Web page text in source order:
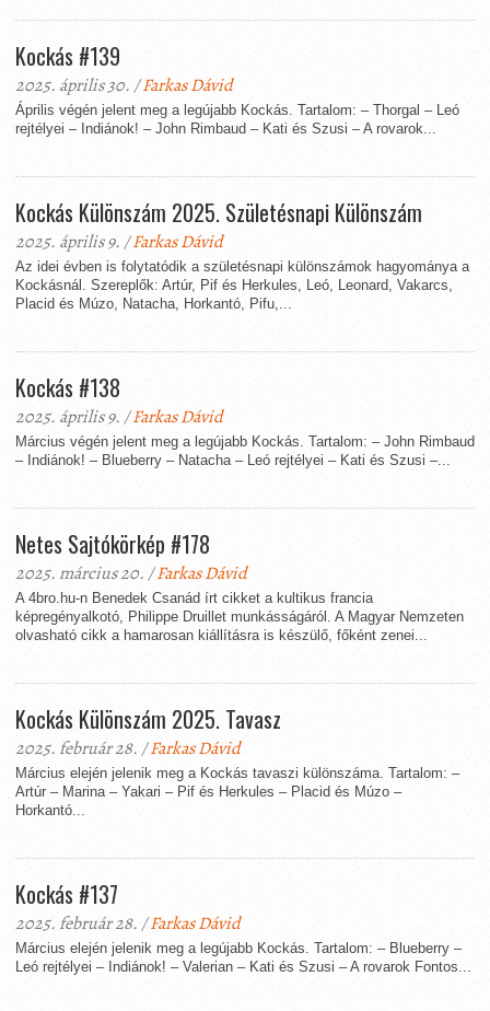
Kockás #139
2025. április 30. /Farkas Dávid
Április végén jelent meg a legújabb Kockás. Tartalom: – Thorgal – Leó
rejtélyei – Indiánok! – John Rimbaud – Kati és Szusi – A rovarok...
Kockás Különszám 2025. Születésnapi Különszám
2025. április 9. /Farkas Dávid
Az idei évben is folytatódik a születésnapi különszámok hagyománya a
Kockásnál. Szereplők: Artúr, Pif és Herkules, Leó, Leonard, Vakarcs,
Placid és Múzo, Natacha, Horkantó, Pifu,...
Kockás #138
2025. április 9. /Farkas Dávid
Március végén jelent meg a legújabb Kockás. Tartalom: – John Rimbaud
– Indiánok! – Blueberry – Natacha – Leó rejtélyei – Kati és Szusi –...
Netes Sajtókörkép #178
2025. március 20. /Farkas Dávid
A 4bro.hu-n Benedek Csanád írt cikket a kultikus francia
képregényalkotó, Philippe Druillet munkásságáról. A Magyar Nemzeten
olvasható cikk a hamarosan kiállításra is készülő, főként zenei...
Kockás Különszám 2025. Tavasz
2025. február 28. /Farkas Dávid
Március elején jelenik meg a Kockás tavaszi különszáma. Tartalom: –
Artúr – Marina – Yakari – Pif és Herkules – Placid és Múzo –
Horkantó...
Kockás #137
2025. február 28. /Farkas Dávid
Március elején jelenik meg a legújabb Kockás. Tartalom: – Blueberry –
Leó rejtélyei – Indiánok! – Valerian – Kati és Szusi – A rovarok Fontos...